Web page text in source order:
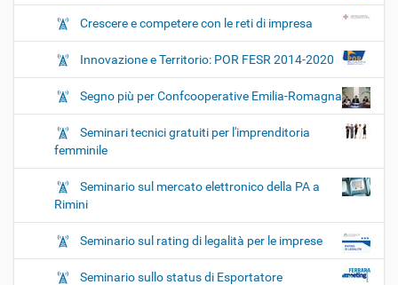
Crescere e competere con le reti di impresa
Innovazione e Territorio: POR FESR 2014-2020
Segno più per Confcooperative Emilia-Romagna
Seminari tecnici gratuiti per l'imprenditoria
femminile
Seminario sul mercato elettronico della PA a
Rimini
Seminario sul rating di legalità per le imprese
Seminario sullo status di Esportatore